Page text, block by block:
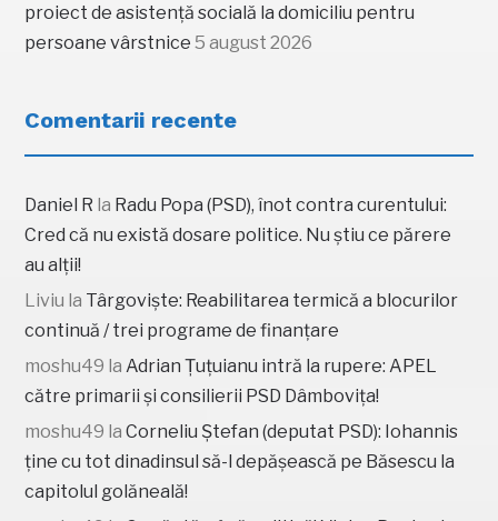
proiect de asistență socială la domiciliu pentru
persoane vârstnice 5 august 2026
Comentarii recente
Daniel R la Radu Popa (PSD), înot contra curentului:
Cred că nu există dosare politice. Nu știu ce părere
au alții!
Liviu la Târgoviște: Reabilitarea termică a blocurilor
continuă / trei programe de finanțare
moshu49 la Adrian Țuțuianu intră la rupere: APEL
către primarii și consilierii PSD Dâmbovița!
moshu49 laCorneliu Ștefan (deputat PSD): Iohannis
ține cu tot dinadinsul să-l depășească pe Băsescu la
capitolul golăneală!